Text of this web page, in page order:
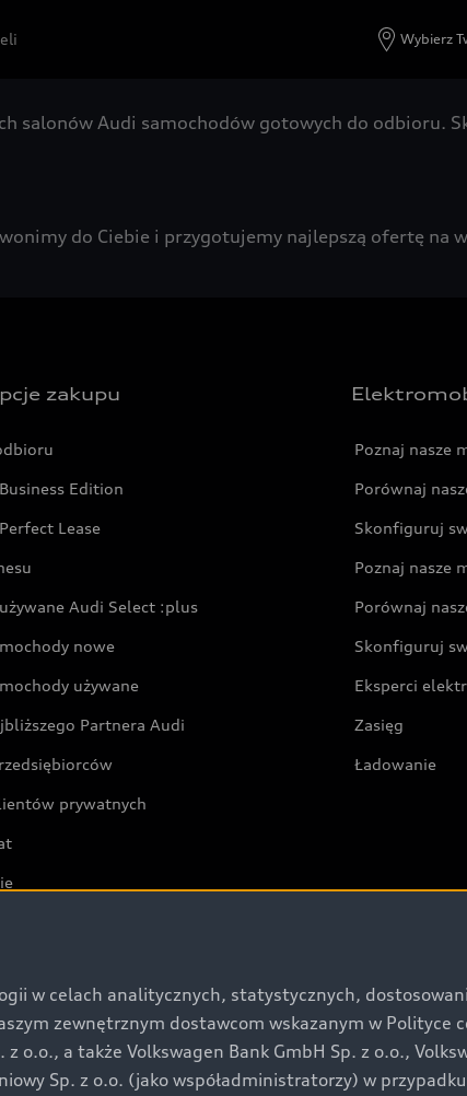
Wybierz
salonów Audi samochodów gotowych do odbioru.
do Ciebie i przygotujemy najlepszą ofertę na
zakupu
Edition
Lease
Audi Select :plus
nowe
używane
Partnera Audi
prywatnych
Poznaj nasze
Porównaj
Skonfiguruj
Poznaj nasze
Porównaj
Skonfiguruj
Eksperci
Zasięg
Ładowanie
w celach analitycznych, statystycznych,
zewnętrznym dostawcom wskazanym w Polityce
o.o., a także Volkswagen Bank GmbH Sp. z o.o.,
Sp. z o.o. (jako współadministratorzy) w